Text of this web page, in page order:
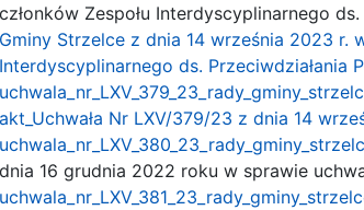
członków Zespołu Interdyscyplinarnego
Gminy Strzelce z dnia 14 września 2023 r.
Interdyscyplinarnego ds. Przeciwdziałania
akt_ Uchwała Nr LXV/379/23 z dnia 14
dnia 16 grudnia 2022 roku w sprawie